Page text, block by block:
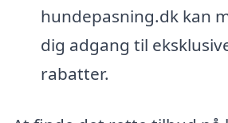
hundepasning.dk kan
dig adgang til
rabatter.